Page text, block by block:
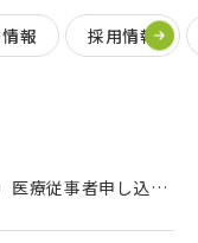
報 採用情報
込み用 を開催します。